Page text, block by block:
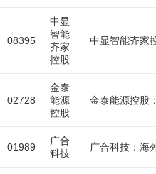
08395
中显
智能
齐家
控股
中显智能齐家
02728
金泰
能源
控股
金泰能源控股
01989
广合
科技
广合科技：海